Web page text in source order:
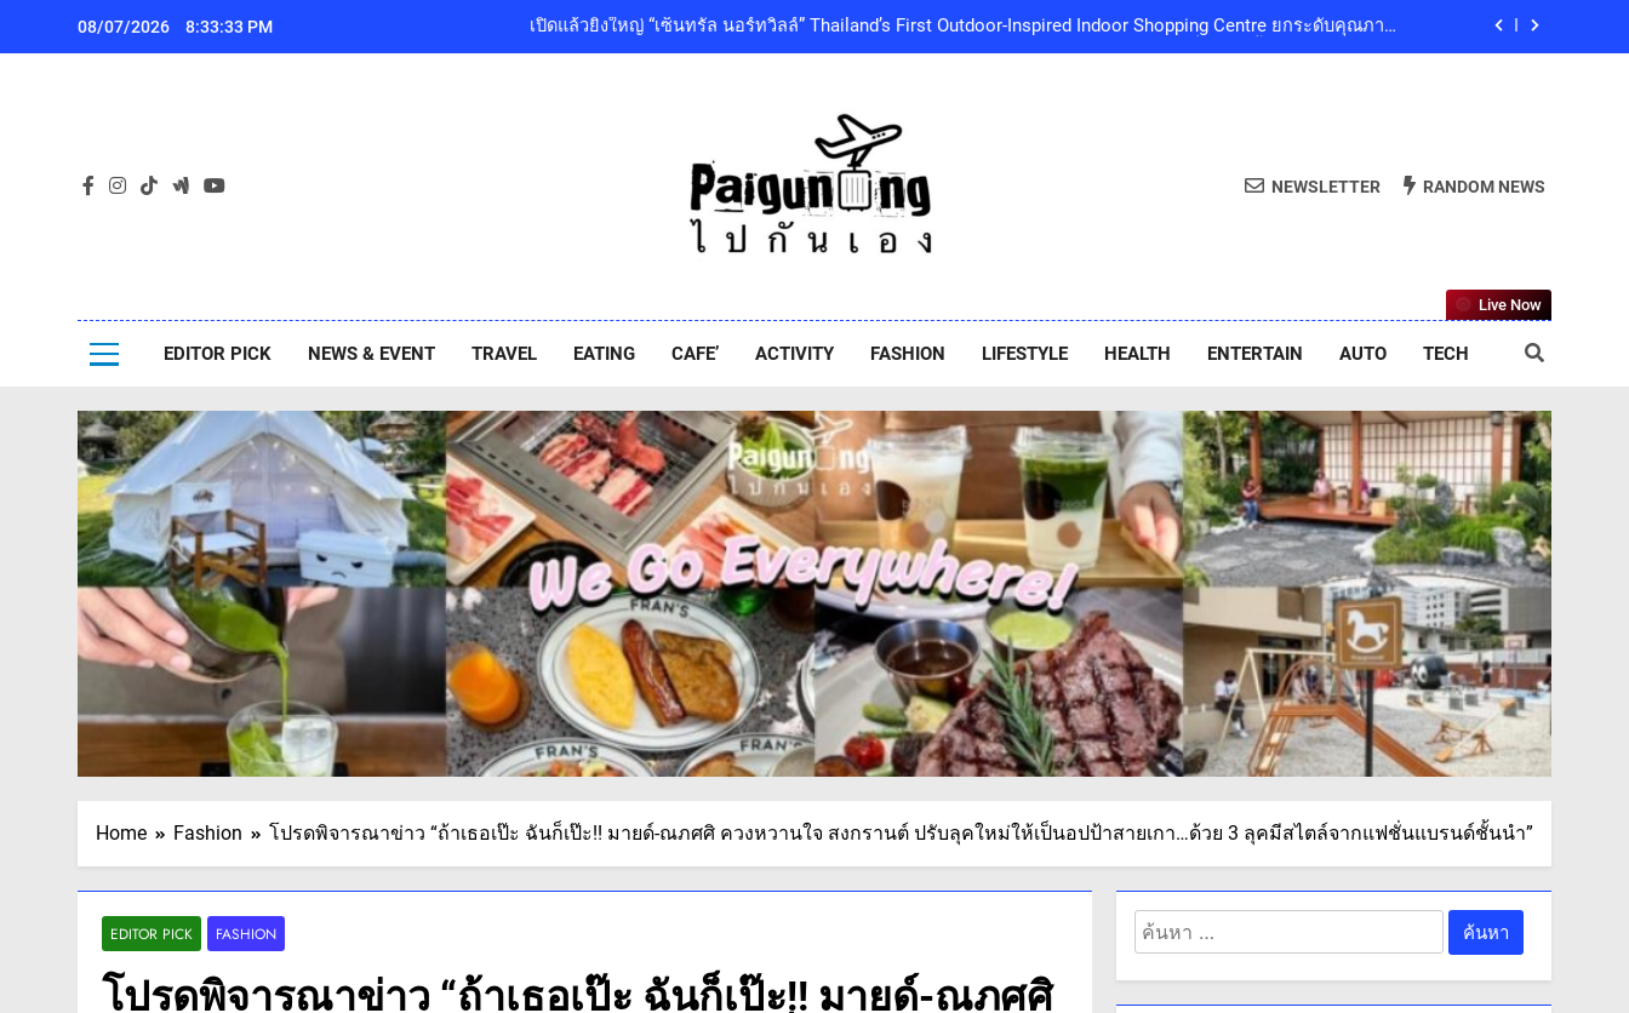
08/07/2026 8:33:36 PM
เซ็นทรัลพัฒนา พร้อมด้วยบริษัทในกลุ่มเซ็นทรัล ร่วมถวายความอาลัย และน้อมสำนึกในพระกรุณาธิคุณของสมเด็จ
‘GMM SHOW’ ชวนสัมผัสฤดูแห่งความสุขกับ Chang Cold Brew Cool Club Presents ‘นั่งเล่น 10’ เทศกาลดนตรี
ท่ามกลางธรรมชาติบรรยากาศดีที่สุดและสบายที่สุด ปักหมุด 19 ธันวาคมนี้ ที่ทองสมบูรณ์คลับ เขาใหญ่
เปิดแล้วยิ่งใหญ่ “เซ็นทรัล นอร์ทวิลล์” Thailand’s First Outdoor-Inspired Indoor Shopping Centre ยกระดับคุณภาพ
เซ็นทรัลพัฒนา พร้อมด้วยบริษัทในกลุ่มเซ็นทรัล ร่วมถวายความอาลัย และน้อมสำนึกในพระกรุณาธิคุณของสมเด็จ
พระเจ้าลูกเธอ เจ้าฟ้าพัชรกิติยาภา นเรนทิราเทพยวดี กรมหลวงราชสาริณีสิริพัชร มหาวัชรราชธิดา เป็นล้นพ้น
Paiguneng.com
NEWSLETTER RANDOM NEWS
EDITOR PICK NEWS & EVENT TRAVEL EATING CAFE’ ACTIVITY FASHION LIFESTYLE HEALTH ENTERTAIN AUTO TECH
Live Now
Home Fashion โปรดพิจารณาข่าว “ถ้าเธอเป๊ะ ฉันก็เป๊ะ!! มายด์-ณภศศิ ควงหวานใจ สงกรานต์ ปรับลุคใหม่ให้เป็นอปป้าสายเกา…ด้วย 3 ลุคมีสไตล์จากแฟชั่นแบรนด์ชั้นนำ”
EDITOR PICK FASHION
โปรดพิจารณาข่าว “ถ้าเธอเป๊ะ ฉันก็เป๊ะ!! มายด์-ณภศศิ
ค้นหา
สำหรับ: